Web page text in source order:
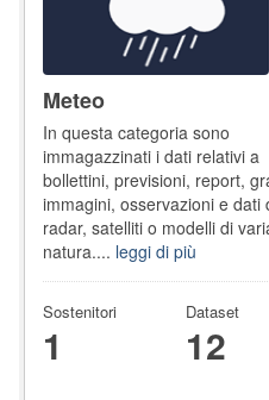
Meteo
In questa categoria sono
immagazzinati i dati relativi a
bollettini, previsioni, report,
immagini, osservazioni e dati
radar, satelliti o modelli di
natura.... leggi di più
Sostenitori
1
Dataset
12